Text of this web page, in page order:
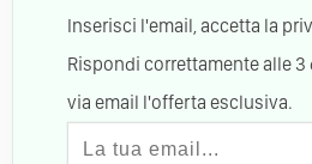
Inserisci l'email, accetta la
Rispondi correttamente alle 3
via email l'offerta esclusiva.